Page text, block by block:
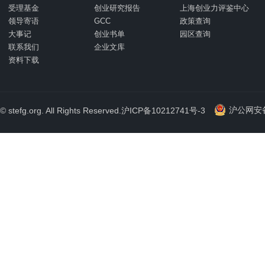
受理基金
领导寄语
大事记
联系我们
资料下载
创业研究报告
上海创业力评鉴中心
GCC
政策查询
创业书单
园区查询
企业文库
© stefg.org. All Rights Reserved. 沪ICP备10212741号-3 沪公网安